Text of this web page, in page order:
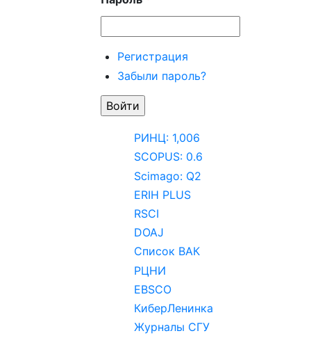
Регистрация
Забыли пароль?
РИНЦ: 1,006
SCOPUS: 0.6
Scimago: Q2
ERIH PLUS
RSCI
DOAJ
Список ВАК
РЦНИ
EBSCO
КиберЛенинка
Журналы СГУ